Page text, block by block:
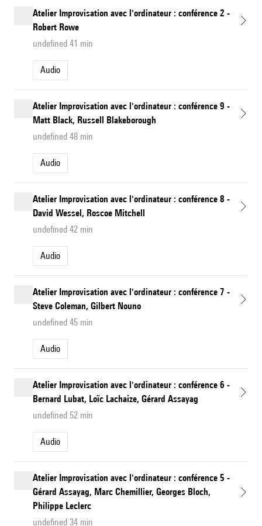
Atelier Improvisation avec l'ordinateur : conférence 2 -
Robert Rowe
undefined 41 min
Audio
Atelier Improvisation avec l'ordinateur : conférence 9 -
Matt Black, Russell Blakeborough
undefined 48 min
Audio
Atelier Improvisation avec l'ordinateur : conférence 8 -
David Wessel, Roscoe Mitchell
undefined 42 min
Audio
Atelier Improvisation avec l'ordinateur : conférence 7 -
Steve Coleman, Gilbert Nouno
undefined 45 min
Audio
Atelier Improvisation avec l'ordinateur : conférence 6 -
Bernard Lubat, Loïc Lachaize, Gérard Assayag
undefined 52 min
Audio
Atelier Improvisation avec l'ordinateur : conférence 5 -
Gérard Assayag, Marc Chemillier, Georges Bloch,
Philippe Leclerc
undefined 34 min